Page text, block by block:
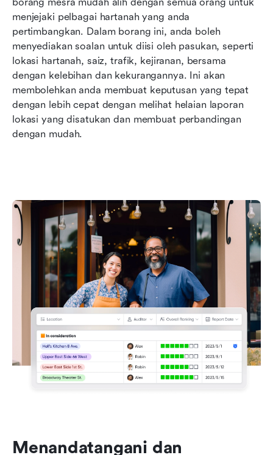
menjejaki pelbagai hartanah yang anda
pertimbangkan. Dalam borang ini, anda boleh
menyediakan soalan untuk diisi oleh pasukan, seperti
lokasi hartanah, saiz, trafik, kejiranan, bersama
dengan kelebihan dan kekurangannya. Ini akan
membolehkan anda membuat keputusan yang tepat
dengan lebih cepat dengan melihat helaian laporan
lokasi yang disatukan dan membuat perbandingan
dengan mudah.
Menandatangani dan